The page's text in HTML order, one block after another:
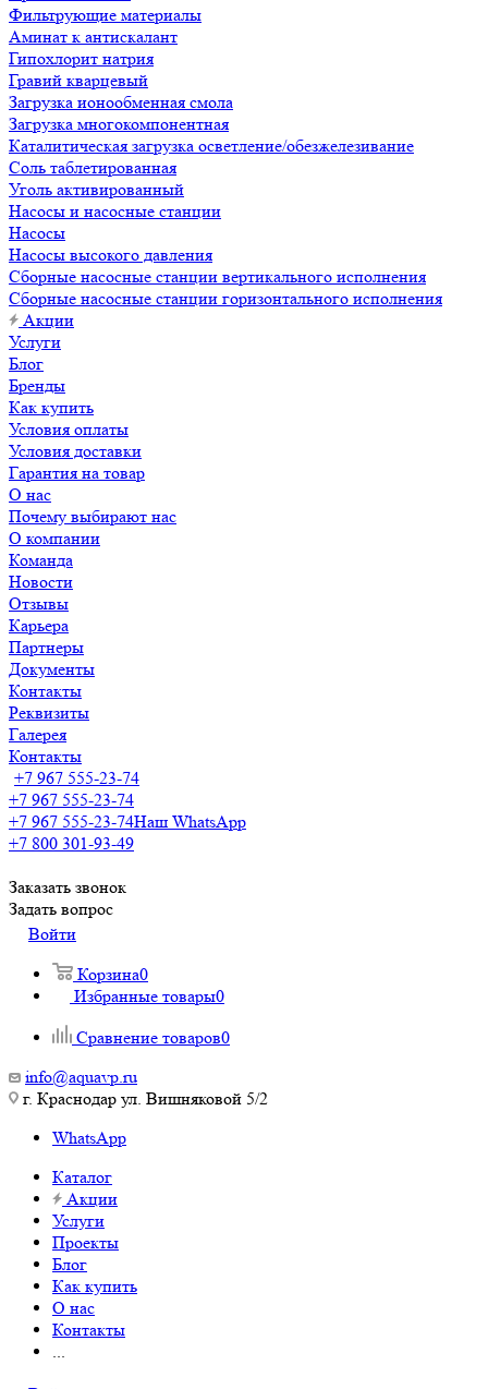
Фильтрующие материалы
Аминат к антискалант
Гипохлорит натрия
Гравий кварцевый
Загрузка ионообменная смола
Загрузка многокомпонентная
Каталитическая загрузка осветление/обезжелезивание
Соль таблетированная
Уголь активированный
Насосы и насосные станции
Насосы
Насосы высокого давления
Сборные насосные станции вертикального исполнения
Сборные насосные станции горизонтального исполнения
Акции
Услуги
Блог
Бренды
Как купить
Условия оплаты
Условия доставки
Гарантия на товар
О нас
Почему выбирают нас
О компании
Команда
Новости
Отзывы
Карьера
Партнеры
Документы
Контакты
Реквизиты
Галерея
Контакты
+7 967 555-23-74
+7 967 555-23-74
+7 967 555-23-74Наш WhatsApp
+7 800 301-93-49
Заказать звонок
Задать вопрос
Войти
Корзина0
Избранные товары0
Сравнение товаров0
info@aquavp.ru
г. Краснодар ул. Вишняковой 5/2
WhatsApp
Каталог
Акции
Услуги
Проекты
Блог
Как купить
О нас
Контакты
...